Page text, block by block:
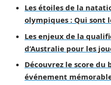
Les étoiles de la
olympiques : Qui sont
Les enjeux de la
d’Australie pour les
Découvrez le score du
événement